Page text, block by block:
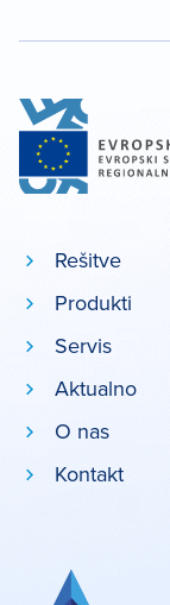
Rešitve
Produkti
Servis
Aktualno
O nas
Kontakt